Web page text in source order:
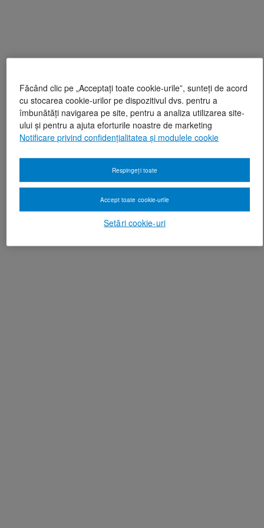
Făcând clic pe „Acceptați toate cookie-urile”, sunteți de acord
cu stocarea cookie-urilor pe dispozitivul dvs. pentru a
îmbunătăți navigarea pe site, pentru a analiza utilizarea site-
ului și pentru a ajuta eforturile noastre de marketing
Notificare privind confidențialitatea și modulele cookie
Setări cookie-uri
Respingeți toate
Accept toate cookie-urile